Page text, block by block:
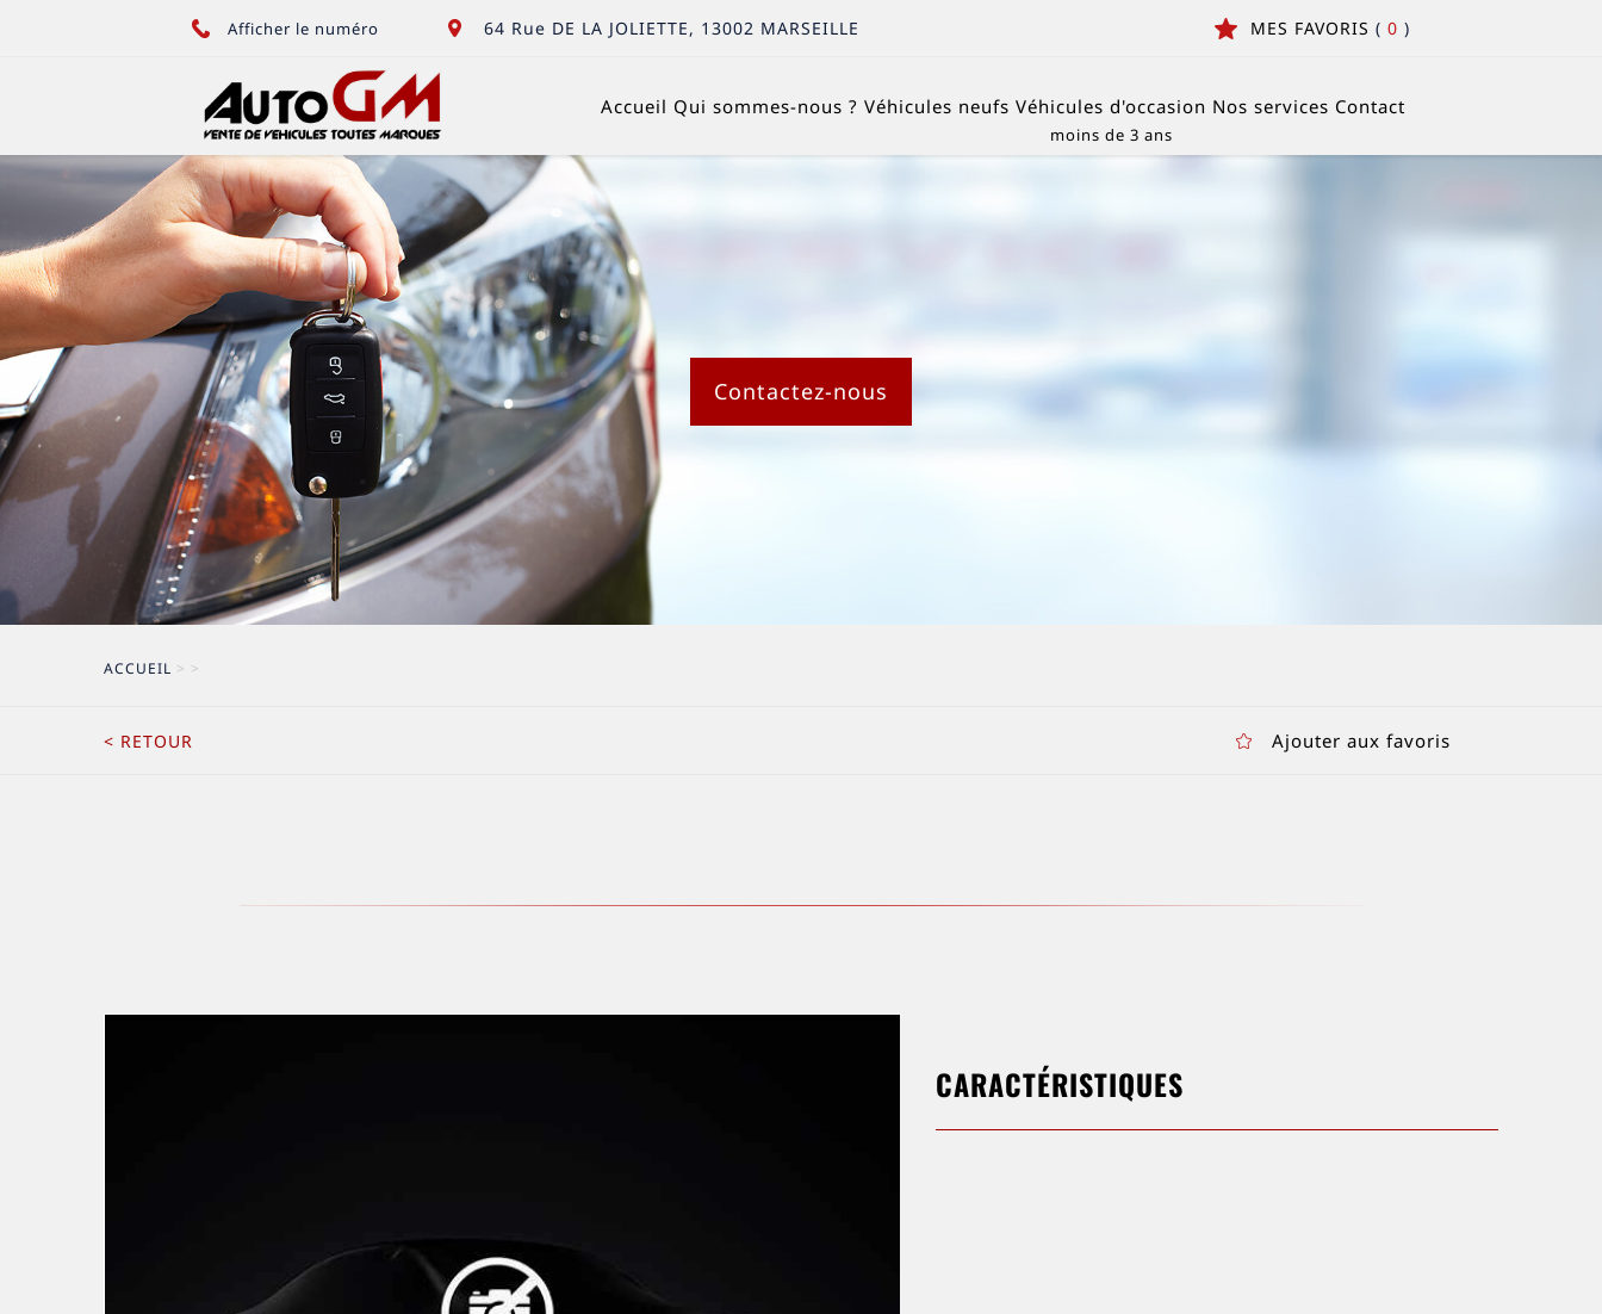
Contactez-nous
Afficher le numéro 64 Rue DE LA JOLIETTE, 13002 MARSEILLE MES FAVORIS ( 0 )
Accueil Qui sommes-nous ? Véhicules neufs Véhicules d'occasion Nos services Contact
ACCUEIL > >
< RETOUR Ajouter aux favoris
CARACTÉRISTIQUES